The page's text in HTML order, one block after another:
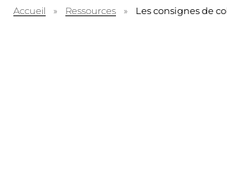
Accueil » Ressources » Les consignes de